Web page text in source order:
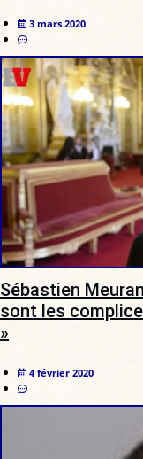
3 mars 2020
Sébastien
sont les
»
4 février 2020